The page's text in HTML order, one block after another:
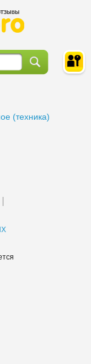
(техника)